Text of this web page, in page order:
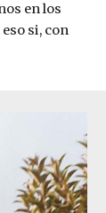
en los
si, con